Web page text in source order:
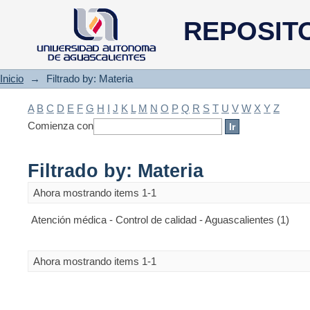
Filtrado by: Materia
Inicio → Filtrado by: Materia
A B C D E F G H I J K L M N O P Q R S T U V W X Y Z
Comienza con
Filtrado by: Materia
Ahora mostrando items 1-1
Atención médica - Control de calidad - Aguascalientes (1)
Ahora mostrando items 1-1